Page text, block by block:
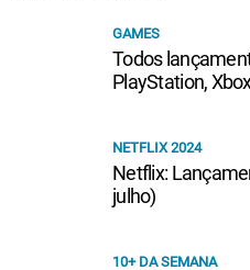
GAMES
Todos
PlayStation,
NETFLIX 2024
Netflix:
julho)
10+ DA SEMANA